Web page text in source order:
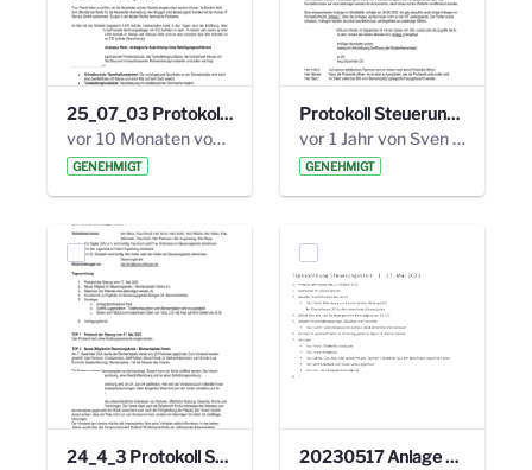
25_07_03 Protokoll Steuerungskreis.pdf
vor 10 Monaten von Alexander Orlowski
GENEHMIGT
Protokoll Steuerungskreis_06.02.2025 .pdf
vor 1 Jahr von Sven Hitzler
GENEHMIGT
24_4_3 Protokoll Steuerungskreis.pdf
20230517 Anlage 1_35. Steuerungskreis.pdf